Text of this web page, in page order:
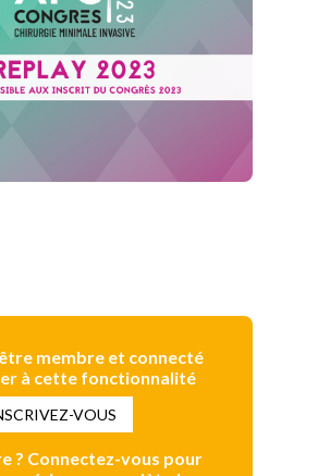
membre et connecté
à cette fonctionnalité
VOUS
? Connectez-vous pour